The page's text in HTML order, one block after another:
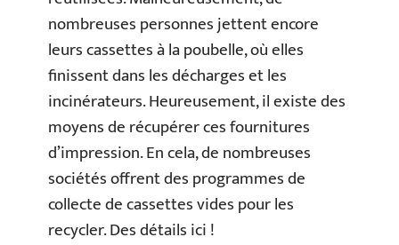
nombreuses personnes jettent encore
leurs cassettes à la poubelle, où elles
finissent dans les décharges et les
incinérateurs. Heureusement, il existe des
moyens de récupérer ces fournitures
d’impression. En cela, de nombreuses
sociétés offrent des programmes de
collecte de cassettes vides pour les
recycler. Des détails ici !